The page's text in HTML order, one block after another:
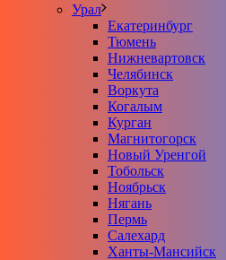
Урал
Екатеринбург
Тюмень
Нижневартовск
Челябинск
Воркута
Когалым
Курган
Магнитогорск
Новый Уренгой
Тобольск
Ноябрьск
Нягань
Пермь
Салехард
Ханты-Мансийск